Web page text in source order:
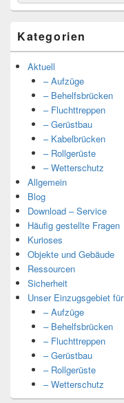
nach:
Kategorien
Aktuell
– Aufzüge
– Behelfsbrücken
– Fluchttreppen
– Gerüstbau
– Kabelbrücken
– Rollgerüste
– Wetterschutz
Allgemein
Blog
Download – Service
Häufig gestellte Fragen
Kurioses
Objekte und Gebäude
Ressourcen
Sicherheit
Unser Einzugsgebiet für
– Aufzüge
– Behelfsbrücken
– Fluchttreppen
– Gerüstbau
– Rollgerüste
– Wetterschutz